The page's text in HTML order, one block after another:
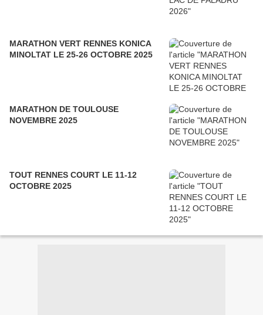
MARATHON VERT RENNES KONICA
MINOLTAT LE 25-26 OCTOBRE 2025
MARATHON DE TOULOUSE
NOVEMBRE 2025
TOUT RENNES COURT LE 11-12
OCTOBRE 2025